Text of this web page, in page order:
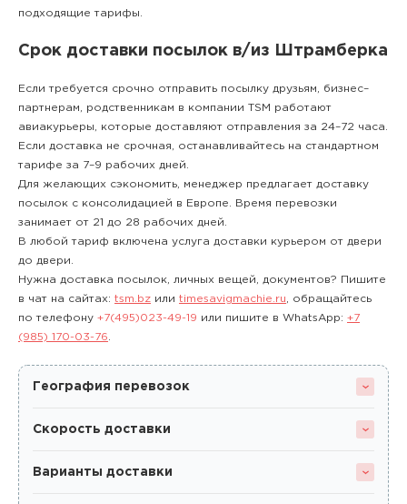
подходящие тарифы.
Срок доставки посылок в/из Штрамберка
Если требуется срочно отправить посылку друзьям, бизнес–
партнерам, родственникам в компании TSM работают
авиакурьеры, которые доставляют отправления за 24–72 часа.
Если доставка не срочная, останавливайтесь на стандартном
тарифе за 7–9 рабочих дней.
Для желающих сэкономить, менеджер предлагает доставку
посылок с консолидацией в Европе. Время перевозки
занимает от 21 до 28 рабочих дней.
В любой тариф включена услуга доставки курьером от двери
до двери.
Нужна доставка посылок, личных вещей, документов? Пишите
в чат на сайтах: tsm.bz или timesavigmachie.ru , обращайтесь
по телефону +7(495)023-49-19 или пишите в WhatsApp: +7
(985) 170-03-76
География перевозок
Скорость доставки
Варианты доставки